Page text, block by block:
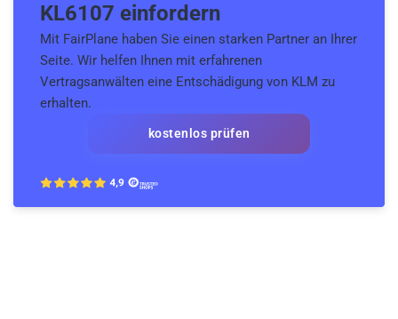
KL6107 einfordern
Mit FairPlane haben Sie einen starken Partner an Ihrer
Seite. Wir helfen Ihnen mit erfahrenen
Vertragsanwälten eine Entschädigung von KLM zu
erhalten.
kostenlos prüfen